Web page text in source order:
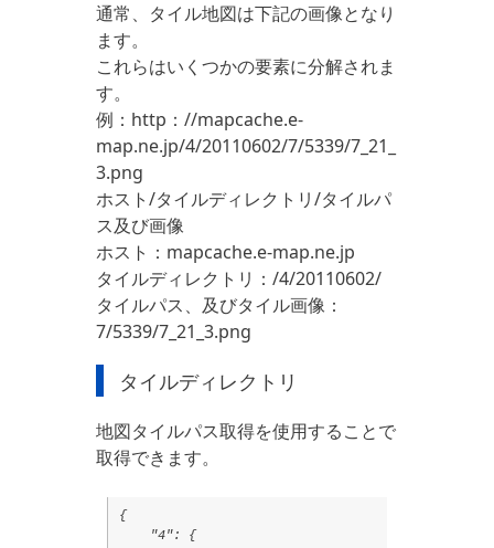
通常、タイル地図は下記の画像となり
ます。
これらはいくつかの要素に分解されま
す。
例：http：//mapcache.e-
map.ne.jp/4/20110602/7/5339/7_21_
3.png
ホスト/タイルディレクトリ/タイルパ
ス及び画像
ホスト：mapcache.e-map.ne.jp
タイルディレクトリ：/4/20110602/
タイルパス、及びタイル画像：
7/5339/7_21_3.png
タイルディレクトリ
地図タイルパス取得を使用することで
取得できます。
{
    "4": {